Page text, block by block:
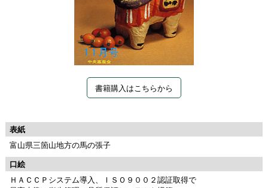
書籍購入はこちらから
表紙
富山県三箇山地方の馬の張子
口絵
ＨＡＣＣＰシステム導入、ＩＳＯ９００２認証取得で